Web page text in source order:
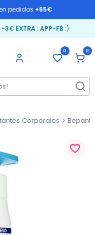
pedidos +65€
-3€ EXTRA: APP-FB ;)
0 0
Corporales
favorite_border